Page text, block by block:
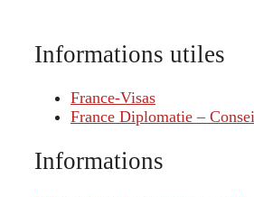
Informations utiles
France-Visas
France Diplomatie –
Informations